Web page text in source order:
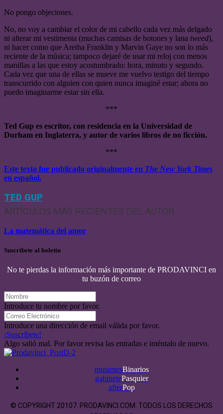
No pongo objeciones.
No, no voy a cambiar el color de mi cabello cada vez más delgado
ni alterar mi vestimenta (muchas camisas de botones y lana tweed),
ni hacer como que Aretha Franklin y Marvin Gaye no son lo más
reciente de la música; tampoco dejaré de usar mi reloj con menos
manillas a las que estoy acostumbrado: hora, minuto y segundo.
Cada vez que una de ellas se mueve me vuelvo testigo del tiempo
transcurrido con alguien con quien nunca imaginé estar; ahora no
puedo imaginarme estar sin ella.
***
Ted Gup es escritor, con residencia en la Universidad de
Durham en Inglaterra, y autor de varios libros de no ficción.
***
Este texto fue publicado originalmente en The New York Times
en español.
TED GUP
ARTÍCULOS MÁS RECIENTES DEL AUTOR
La matemática del amor
Suscríbete al boletín
No te pierdas la información más importante de PRODAVINCI en
tu buzón de correo
Introduce tu nombre por favor.
Introduce una dirección de email válida por favor.
¡Suscríbete!
Algo salió mal. Por favor revisa las entradas e inténtalo de nuevo.
mutantesBinarios
gabinetePasquier
afterPop
© COPYRIGHT 20107. PRODAVINCI.COM. TODOS LOS DERECHOS